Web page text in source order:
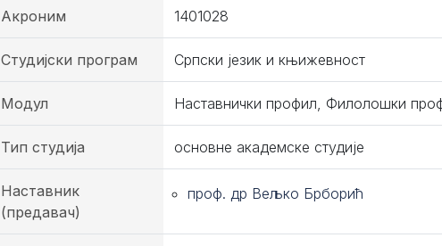
Акроним 1401028
Студијски програм Српски језик и књижевност
Модул Наставнички профил, Филолошки
Тип студија основне академске студије
Наставник
(предавач)
проф. др Вељко Брборић